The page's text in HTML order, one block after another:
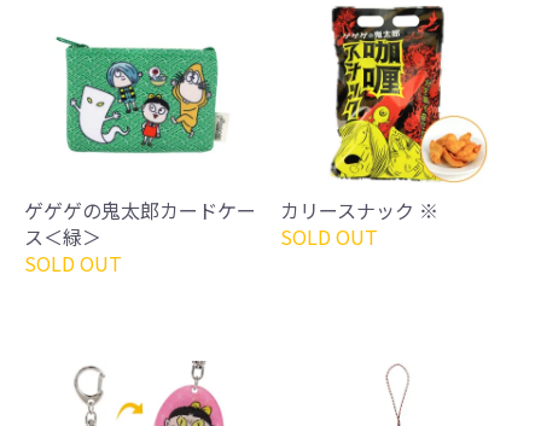
ゲゲゲの鬼太郎カードケー
ス＜緑＞
SOLD OUT
カリースナック ※
SOLD OUT